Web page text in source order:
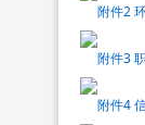
附件2
附件3
附件4